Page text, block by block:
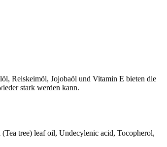
Reiskeimöl, Jojobaöl und Vitamin E bieten die
stark werden kann.
tree) leaf oil, Undecylenic acid, Tocopherol,